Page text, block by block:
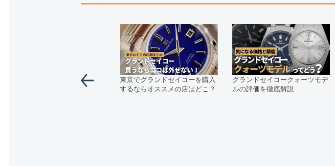
東京でグランドセイコーを購入
するならオススメの店はどこ？
グランドセイコークォーツモデ
ルの評価を徹底解説